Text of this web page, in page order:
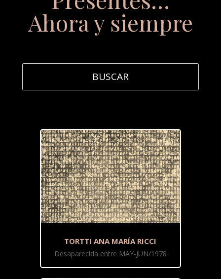
Ahora y siempre
TORTTI ANA MARÍA RICCI
Desaparecida entre MAY-JUN/1978